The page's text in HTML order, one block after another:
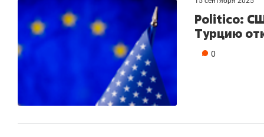
Politico:
Турцию
0